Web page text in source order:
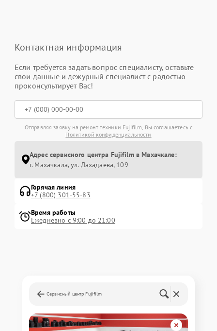
Контактная информация
Если требуется задать вопрос специалисту, оставьте
свои данные и дежурный специалист с радостью
проконсультирует Вас!
Отправляя заявку на ремонт техники Fujifilm, Вы соглашаетесь с
Политикой конфиденциальности
Адрес сервисного центра Fujifilm в Махачкале:
г. Махачкала, ул. Дахадаева, 109
Горячая линия
+7 (800) 301-55-83
Время работы
Ежедневно с 9:00 до 21:00
Сервисный центр Fujifilm